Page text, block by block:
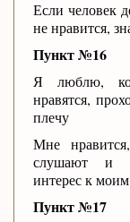
Если человек
не нравится,
Пункт №16
Я люблю,
нравятся,
плечу
Мне
слушают и
интерес к
Пункт №17